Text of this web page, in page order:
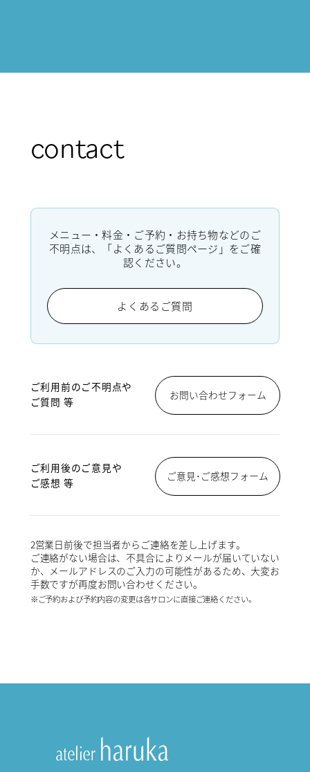
contact
メニュー・料金・ご予約・お持ち物などのご
不明点は、「よくあるご質問ページ」をご確
認ください。
よくあるご質問
ご利用前のご不明点や
ご質問 等
お問い合わせフォーム
ご利用後のご意見や
ご感想 等
ご意見･ご感想フォーム
2営業日前後で担当者からご連絡を差し上げます。
ご連絡がない場合は、不具合によりメールが届いていない
か、メールアドレスのご入力の可能性があるため、大変お
手数ですが再度お問い合わせください。
※ご予約および予約内容の変更は各サロンに直接ご連絡ください。